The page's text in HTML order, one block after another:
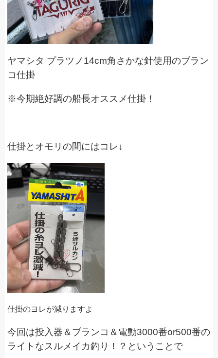
ヤマシタ プラツノ14cm角さかな針使用のブラン
コ仕掛
※今期絶好調の船長オススメ仕掛！
仕掛とオモリの間にはコレ↓
仕掛のヨレが減りますよ
今回は投入器＆ブランコ＆電動3000番or500番の
ライトなスルメイカ釣り！？ということで